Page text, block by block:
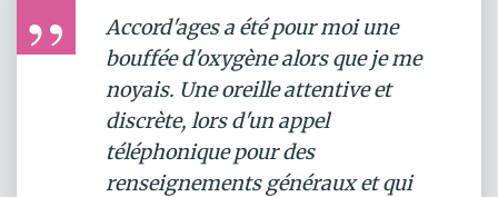
Accord'ages a été pour moi une
bouffée d'oxygène alors que je me
noyais. Une oreille attentive et
discrète, lors d'un appel
téléphonique pour des
renseignements généraux et qui